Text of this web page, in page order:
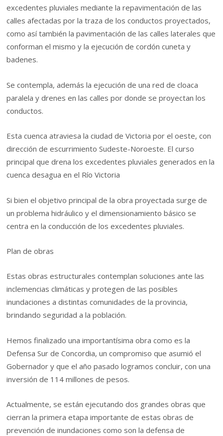
excedentes pluviales mediante la repavimentación de las
calles afectadas por la traza de los conductos proyectados,
como así también la pavimentación de las calles laterales que
conforman el mismo y la ejecución de cordón cuneta y
badenes.
Se contempla, además la ejecución de una red de cloaca
paralela y drenes en las calles por donde se proyectan los
conductos.
Esta cuenca atraviesa la ciudad de Victoria por el oeste, con
dirección de escurrimiento Sudeste-Noroeste. El curso
principal que drena los excedentes pluviales generados en la
cuenca desagua en el Río Victoria
Si bien el objetivo principal de la obra proyectada surge de
un problema hidráulico y el dimensionamiento básico se
centra en la conducción de los excedentes pluviales.
Plan de obras
Estas obras estructurales contemplan soluciones ante las
inclemencias climáticas y protegen de las posibles
inundaciones a distintas comunidades de la provincia,
brindando seguridad a la población.
Hemos finalizado una importantísima obra como es la
Defensa Sur de Concordia, un compromiso que asumió el
Gobernador y que el año pasado logramos concluir, con una
inversión de 114 millones de pesos.
Actualmente, se están ejecutando dos grandes obras que
cierran la primera etapa importante de estas obras de
prevención de inundaciones como son la defensa de